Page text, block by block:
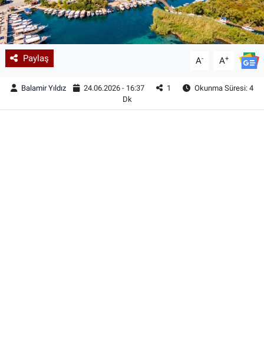
Paylaş A- A+
Balamir Yıldız 24.06.2026 - 16:37 1
Okunma Süresi: 4
Dk